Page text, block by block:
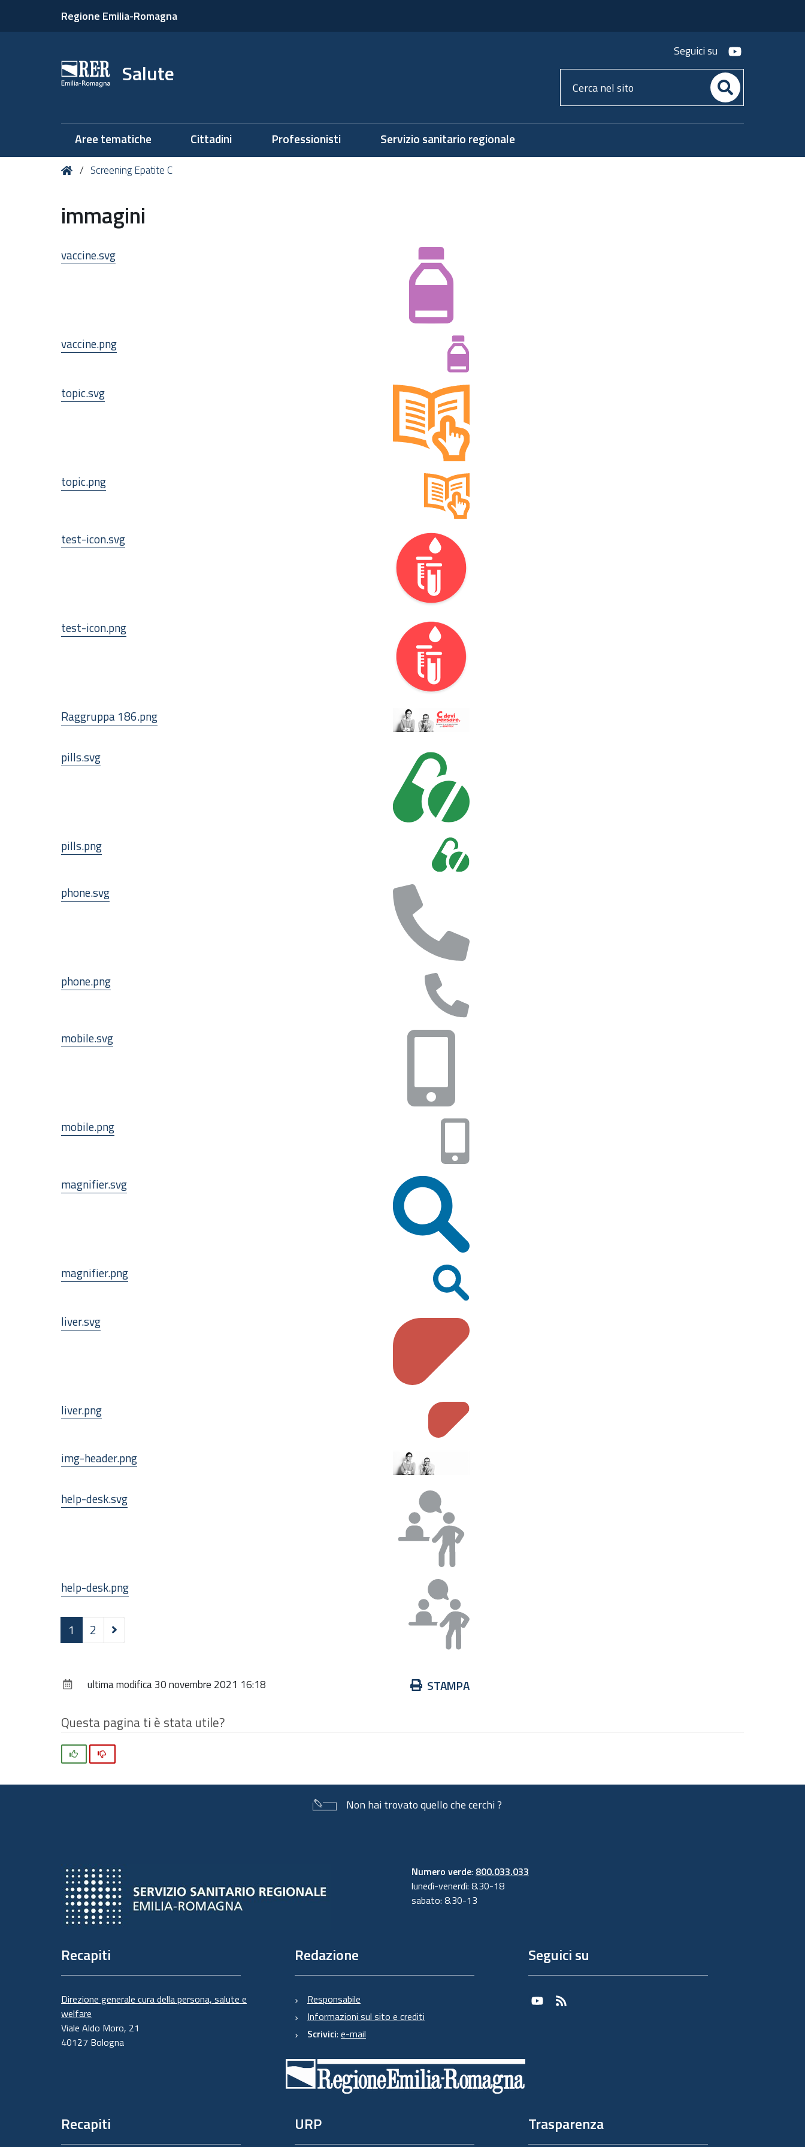
Regione Emilia-Romagna
Salute
Seguici su youtube
Cerca
nel
Aree tematiche Cittadini Professionisti Servizio sanitario regionale
Tu HomeScreening Epatite C
immagini
vaccine.svg
vaccine.png
topic.svg
topic.png
test-icon.svg
test-icon.png
Raggruppa 186.png
pills.svg
pills.png
phone.svg
phone.png
mobile.svg
mobile.png
magnifier.svg
magnifier.png
liver.svg
liver.png
img-header.png
help-desk.svg
help-desk.png
1 2
Successivi
9
AzioniSTAMPA
ultima modifica30 novembre 2021 16:18
Questa pagina ti è stata utile?
Non hai trovato quello che cerchi ?
Numero verde: 800.033.033
lunedì-venerdì: 8.30-18
sabato: 8.30-13
Recapiti
Direzione generale cura della persona, salute e
welfare
Viale Aldo Moro, 21
40127 Bologna
Redazione
Responsabile
Informazioni sul sito e crediti
Scrivici: e-mail
Seguici su
Youtube
RSS
Recapiti URP Trasparenza